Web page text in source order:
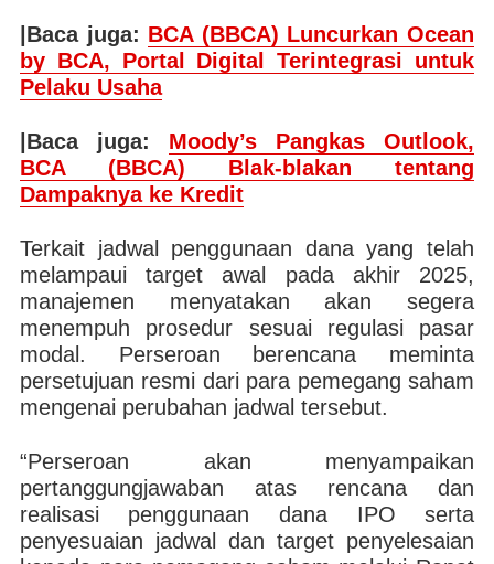
|Baca juga: BCA (BBCA) Luncurkan Ocean
by BCA, Portal Digital Terintegrasi untuk
Pelaku Usaha
|Baca juga: Moody’s Pangkas Outlook,
BCA (BBCA) Blak-blakan tentang
Dampaknya ke Kredit
Terkait jadwal penggunaan dana yang telah
melampaui target awal pada akhir 2025,
manajemen menyatakan akan segera
menempuh prosedur sesuai regulasi pasar
modal. Perseroan berencana meminta
persetujuan resmi dari para pemegang saham
mengenai perubahan jadwal tersebut.
“Perseroan akan menyampaikan
pertanggungjawaban atas rencana dan
realisasi penggunaan dana IPO serta
penyesuaian jadwal dan target penyelesaian